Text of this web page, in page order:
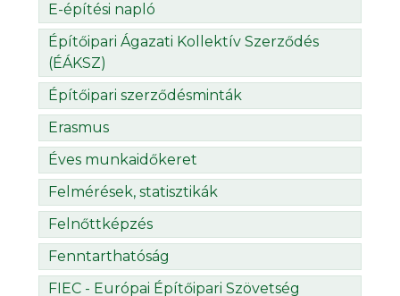
E-építési napló
Építőipari Ágazati Kollektív Szerződés
(ÉÁKSZ)
Építőipari szerződésminták
Erasmus
Éves munkaidőkeret
Felmérések, statisztikák
Felnőttképzés
Fenntarthatóság
FIEC - Európai Építőipari Szövetség